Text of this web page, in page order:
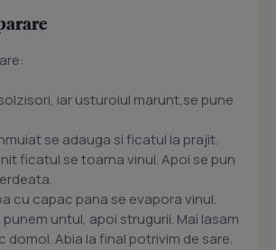
iar usturoiul marunt,se pune
se adauga si ficatul la prajit.
ficatul se toarna vinul. Apoi se pun
cu capac pana se evapora vinul.
untul, apoi strugurii. Mai lasam
domol. Abia la final potrivim de sare.